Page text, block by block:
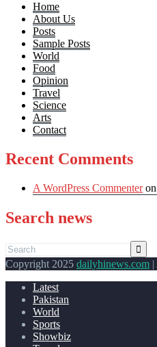
Home
About Us
Posts
Sample Posts
World
Food
Opinion
Travel
Science
Arts
Contact
Recent Comments
A WordPress Commenteron
Search news
Copyright 2025 dailyhinews.com
Latest
Pakistan
World
Sports
Showbiz